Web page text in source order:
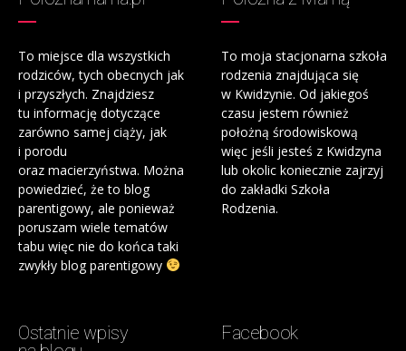
To miejsce dla wszystkich
rodziców, tych obecnych jak
i przyszłych. Znajdziesz
tu informację dotyczące
zarówno samej ciąży, jak
i porodu
oraz macierzyństwa. Można
powiedzieć, że to blog
parentigowy, ale ponieważ
poruszam wiele tematów
tabu więc nie do końca taki
zwykły blog parentigowy
To moja stacjonarna szkoła
rodzenia znajdująca się
w Kwidzynie. Od jakiegoś
czasu jestem również
położną środowiskową
więc jeśli jesteś z Kwidzyna
lub okolic koniecznie zajrzyj
do zakładki Szkoła
Rodzenia.
Ostatnie wpisy
Facebook